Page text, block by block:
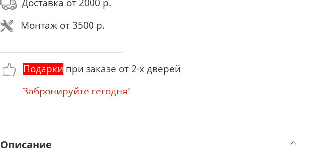
Доставка от 2000 р.
Монтаж от 3500 р.
Подарки при заказе от 2-х дверей
Забронируйте сегодня!
Описание